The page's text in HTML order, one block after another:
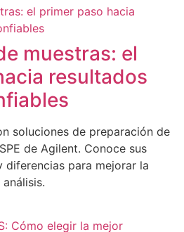
muestras: el
resultados
soluciones de preparación de
de Agilent. Conoce sus
diferencias para mejorar la